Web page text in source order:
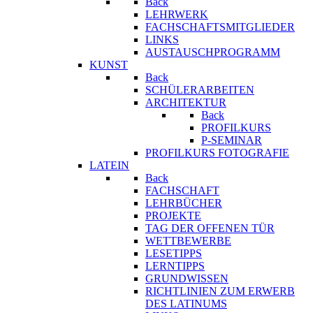
LEHRWERK
FACHSCHAFTSMITGLIEDER
LINKS
AUSTAUSCHPROGRAMM
KUNST
Back
SCHÜLERARBEITEN
ARCHITEKTUR
Back
PROFILKURS
P-SEMINAR
PROFILKURS FOTOGRAFIE
LATEIN
Back
FACHSCHAFT
LEHRBÜCHER
PROJEKTE
TAG DER OFFENEN TÜR
WETTBEWERBE
LESETIPPS
LERNTIPPS
GRUNDWISSEN
RICHTLINIEN ZUM ERWERB
DES LATINUMS